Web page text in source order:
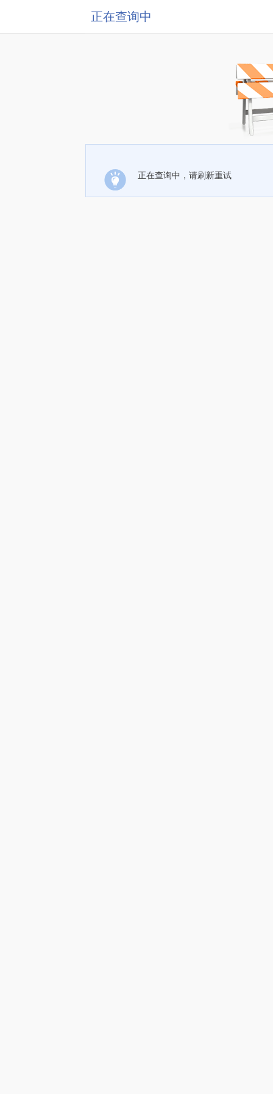
正在查询中
正在查询中，请刷新重试